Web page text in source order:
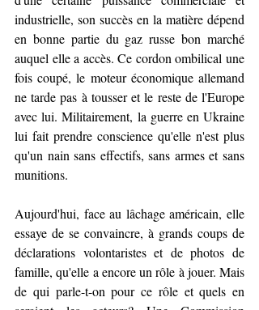
industrielle, son succès en la matière dépend
en bonne partie du gaz russe bon marché
auquel elle a accès. Ce cordon ombilical une
fois coupé, le moteur économique allemand
ne tarde pas à tousser et le reste de l'Europe
avec lui. Militairement, la guerre en Ukraine
lui fait prendre conscience qu'elle n'est plus
qu'un nain sans effectifs, sans armes et sans
munitions.
Aujourd'hui, face au lâchage américain, elle
essaye de se convaincre, à grands coups de
déclarations volontaristes et de photos de
famille, qu'elle a encore un rôle à jouer. Mais
de qui parle-t-on pour ce rôle et quels en